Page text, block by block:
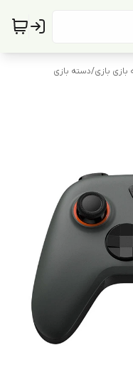
بازی بازی/دسته بازی